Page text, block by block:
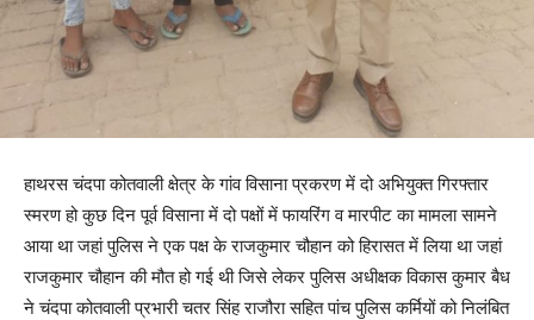
हाथरस चंदपा कोतवाली क्षेत्र के गांव विसाना प्रकरण में दो अभियुक्त गिरफ्तार
स्मरण हो कुछ दिन पूर्व विसाना में दो पक्षों में फायरिंग व मारपीट का मामला सामने
आया था जहां पुलिस ने एक पक्ष के राजकुमार चौहान को हिरासत में लिया था जहां
राजकुमार चौहान की मौत हो गई थी जिसे लेकर पुलिस अधीक्षक विकास कुमार बैध
ने चंदपा कोतवाली प्रभारी चतर सिंह राजौरा सहित पांच पुलिस कर्मियों को निलंबित